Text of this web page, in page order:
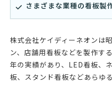
さまざまな業種の看板製
株式会社ケイディーネオンは
ン、店舗用看板などを製作す
年の実績があり、LED看板、
板、スタンド看板などあらゆ